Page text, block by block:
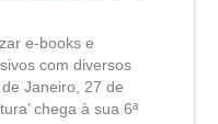
e-books e
com diversos
Janeiro, 27 de
chega à sua 6ª